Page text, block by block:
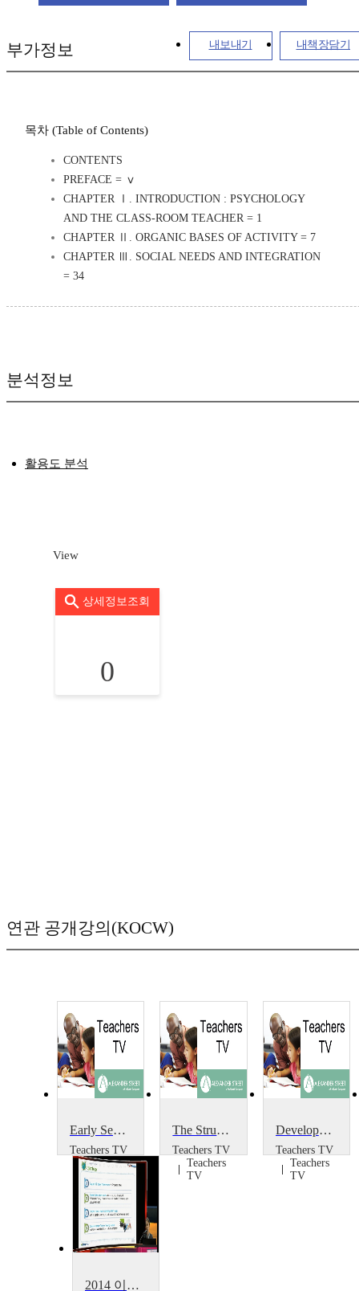
내보내기 내책장담기
부가정보
목차 (Table of Contents)
CONTENTS
PREFACE = ⅴ
CHAPTER Ⅰ. INTRODUCTION : PSYCHOLOGY
AND THE CLASS-ROOM TEACHER = 1
CHAPTER Ⅱ. ORGANIC BASES OF ACTIVITY = 7
CHAPTER Ⅲ. SOCIAL NEEDS AND INTEGRATION
= 34
분석정보
활용도 분석
View
상세정보조회
0
연관 공개강의(KOCW)
Early Sex Education
Teachers TV
Teachers
TV
The Struggle for Education in Karamoja
Teachers TV
Teachers
TV
Developments in 14-19: Institute of Education
Teachers TV
Teachers
TV
2014 이러닝 국제 콘퍼런스 : What is the Lessons from Education Support Project~